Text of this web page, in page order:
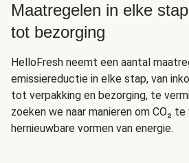
Maatregelen in elke
tot bezorging
HelloFresh neemt een aantal
emissiereductie in elke stap, van
tot verpakking en bezorging, te
zoeken we naar manieren om CO₂
hernieuwbare vormen van energie.